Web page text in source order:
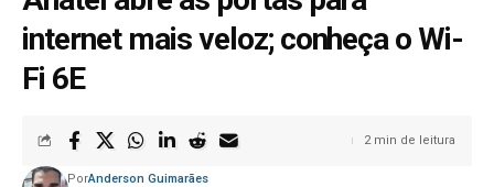
internet mais veloz; conheça o Wi-
Fi 6E
PorAnderson Guimarães
2 min de leitura